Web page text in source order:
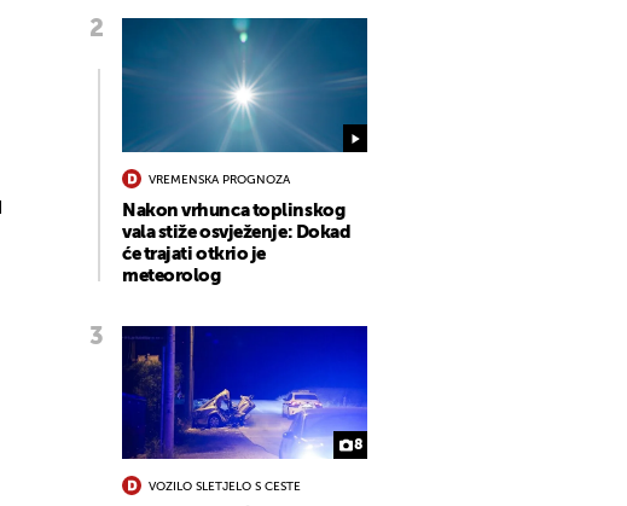
VREMENSKA PROGNOZA
Nakon vrhunca toplinskog
vala stiže osvježenje: Dokad
će trajati otkrio je
meteorolog
8
VOZILO SLETJELO S CESTE